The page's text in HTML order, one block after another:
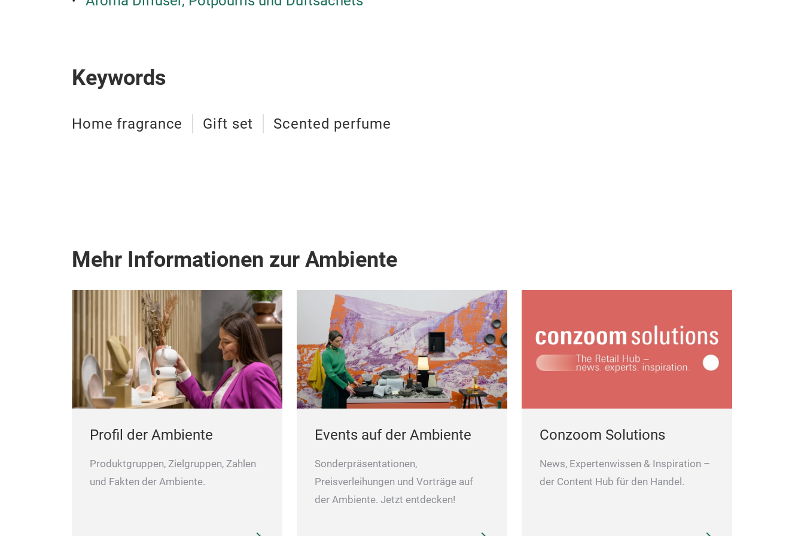
Keywords
Home fragrance Gift set Scented perfume
Mehr Informationen zur Ambiente
Profil der Ambiente
Produktgruppen, Zielgruppen, Zahlen
und Fakten der Ambiente.
Events auf der Ambiente
Sonderpräsentationen,
Preisverleihungen und Vorträge auf
der Ambiente. Jetzt entdecken!
Conzoom Solutions
News, Expertenwissen & Inspiration –
der Content Hub für den Handel.